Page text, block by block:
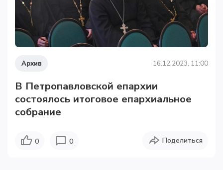
Архив 16.12.2023, 11:00
В Петропавловской епархии
состоялось итоговое епархиальное
собрание
0 0 Поделиться